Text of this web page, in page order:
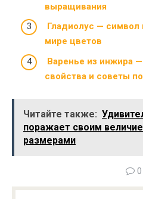
выращивания
Гладиолус —
мире цветов
Варенье из инжира
свойства и советы
Читайте также:
поражает своим
размерами
0